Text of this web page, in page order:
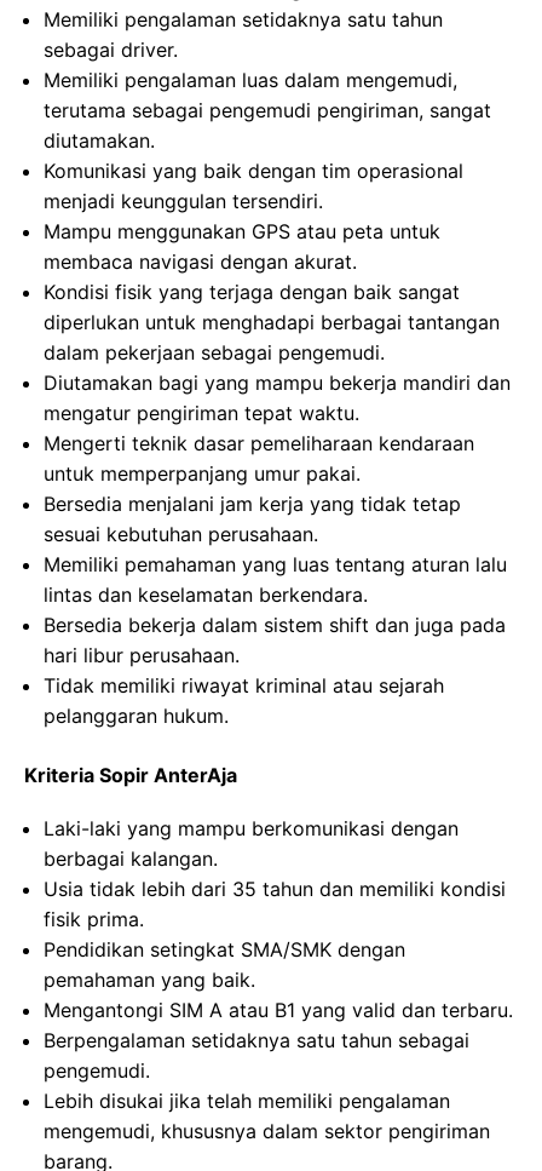
Memiliki pengalaman setidaknya satu tahun
sebagai driver.
Memiliki pengalaman luas dalam mengemudi,
terutama sebagai pengemudi pengiriman, sangat
diutamakan.
Komunikasi yang baik dengan tim operasional
menjadi keunggulan tersendiri.
Mampu menggunakan GPS atau peta untuk
membaca navigasi dengan akurat.
Kondisi fisik yang terjaga dengan baik sangat
diperlukan untuk menghadapi berbagai tantangan
dalam pekerjaan sebagai pengemudi.
Diutamakan bagi yang mampu bekerja mandiri dan
mengatur pengiriman tepat waktu.
Mengerti teknik dasar pemeliharaan kendaraan
untuk memperpanjang umur pakai.
Bersedia menjalani jam kerja yang tidak tetap
sesuai kebutuhan perusahaan.
Memiliki pemahaman yang luas tentang aturan lalu
lintas dan keselamatan berkendara.
Bersedia bekerja dalam sistem shift dan juga pada
hari libur perusahaan.
Tidak memiliki riwayat kriminal atau sejarah
pelanggaran hukum.
Kriteria Sopir AnterAja
Laki-laki yang mampu berkomunikasi dengan
berbagai kalangan.
Usia tidak lebih dari 35 tahun dan memiliki kondisi
fisik prima.
Pendidikan setingkat SMA/SMK dengan
pemahaman yang baik.
Mengantongi SIM A atau B1 yang valid dan terbaru.
Berpengalaman setidaknya satu tahun sebagai
pengemudi.
Lebih disukai jika telah memiliki pengalaman
mengemudi, khususnya dalam sektor pengiriman
barang.